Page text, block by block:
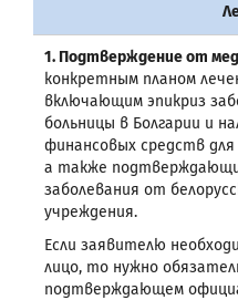
1. Подтверждение от
конкретным планом
включающим эпикриз
больницы в Болгарии и
финансовых средств
а также
заболевания от
учреждения.
Если заявителю
лицо, то нужно
подтверждающем